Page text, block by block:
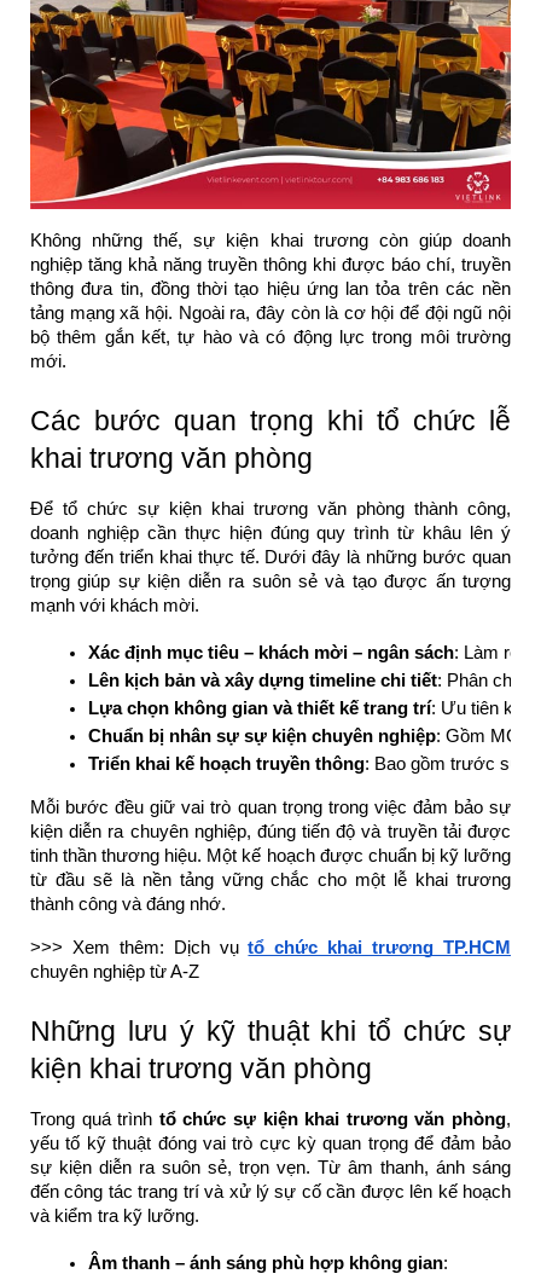
Không những thế, sự kiện khai trương còn giúp doanh
nghiệp tăng khả năng truyền thông khi được báo chí, truyền
thông đưa tin, đồng thời tạo hiệu ứng lan tỏa trên các nền
tảng mạng xã hội. Ngoài ra, đây còn là cơ hội để đội ngũ nội
bộ thêm gắn kết, tự hào và có động lực trong môi trường
mới.
Các bước quan trọng khi tổ chức lễ
khai trương văn phòng
Để tổ chức sự kiện khai trương văn phòng thành công,
doanh nghiệp cần thực hiện đúng quy trình từ khâu lên ý
tưởng đến triển khai thực tế. Dưới đây là những bước quan
trọng giúp sự kiện diễn ra suôn sẻ và tạo được ấn tượng
mạnh với khách mời.
Xác định mục tiêu – khách mời – ngân sách: Làm rõ
Lên kịch bản và xây dựng timeline chi tiết: Phân chia
Lựa chọn không gian và thiết kế trang trí: Ưu tiên
Chuẩn bị nhân sự sự kiện chuyên nghiệp: Gồm MC,
Triển khai kế hoạch truyền thông: Bao gồm trước sự
Mỗi bước đều giữ vai trò quan trọng trong việc đảm bảo sự
kiện diễn ra chuyên nghiệp, đúng tiến độ và truyền tải được
tinh thần thương hiệu. Một kế hoạch được chuẩn bị kỹ lưỡng
từ đầu sẽ là nền tảng vững chắc cho một lễ khai trương
thành công và đáng nhớ.
>>> Xem thêm: Dịch vụtổ chức khai trương TP.HCM
chuyên nghiệp từ A-Z
Những lưu ý kỹ thuật khi tổ chức sự
kiện khai trương văn phòng
Trong quá trình tổ chức sự kiện khai trương văn phòng,
yếu tố kỹ thuật đóng vai trò cực kỳ quan trọng để đảm bảo
sự kiện diễn ra suôn sẻ, trọn vẹn. Từ âm thanh, ánh sáng
đến công tác trang trí và xử lý sự cố cần được lên kế hoạch
và kiểm tra kỹ lưỡng.
Âm thanh – ánh sáng phù hợp không gian: